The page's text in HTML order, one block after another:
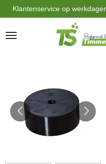
Ga
direct
naar
de
Klantenservice op